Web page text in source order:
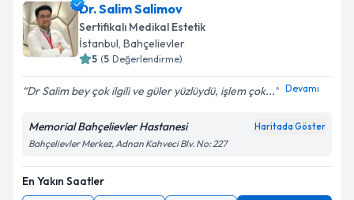
Dr. Salim Salimov
Sertifikalı Medikal Estetik
İstanbul, Bahçelievler
5 (5 Değerlendirme)
Dr Salim bey çok ilgili ve güler yüzlüydü, işlem çok... Devamı
Memorial Bahçelievler Hastanesi Haritada Göster
Bahçelievler Merkez, Adnan Kahveci Blv. No: 227
En Yakın Saatler